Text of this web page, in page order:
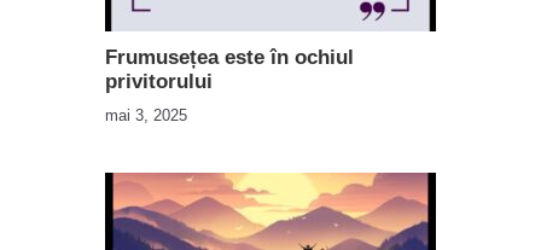
Frumusețea este în ochiul
privitorului
mai 3, 2025